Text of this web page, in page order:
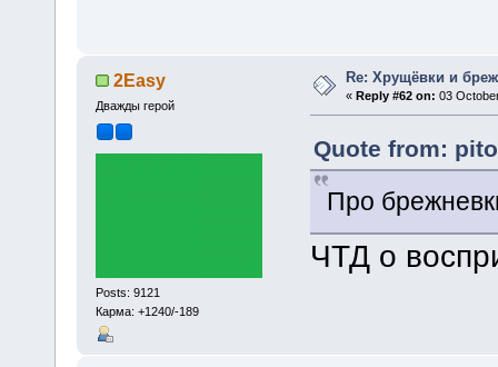
2Easy
Дважды герой
Posts: 9121
Карма: +1240/-189
Re: Хрущёвки и
«Reply #62 on: 03
Quote from:
Про
ЧТД о